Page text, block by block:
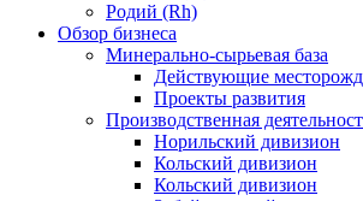
Родий (Rh)
Обзор бизнеса
Минерально-сырьевая база
Действующие
Проекты развития
Производственная
Норильский дивизион
Кольский дивизион
Кольский дивизион